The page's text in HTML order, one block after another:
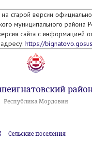
старой версии
муниципального района
сайта с информацией
https://
Республика Мордовия
Сельские поселения